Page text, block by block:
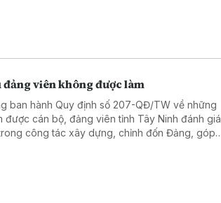
đảng viên không được làm
ban hành Quy định số 207-QĐ/TW về những
cán bộ, đảng viên tỉnh Tây Ninh đánh giá
công tác xây dựng, chỉnh đốn Đảng, góp